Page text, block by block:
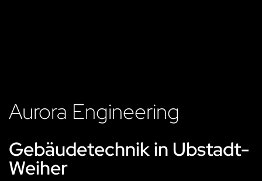
Aurora Engineering
Gebäudetechnik in Ubstadt-
Weiher